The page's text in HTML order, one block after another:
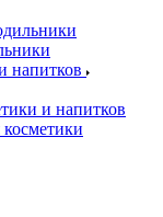
напитков
и напитков